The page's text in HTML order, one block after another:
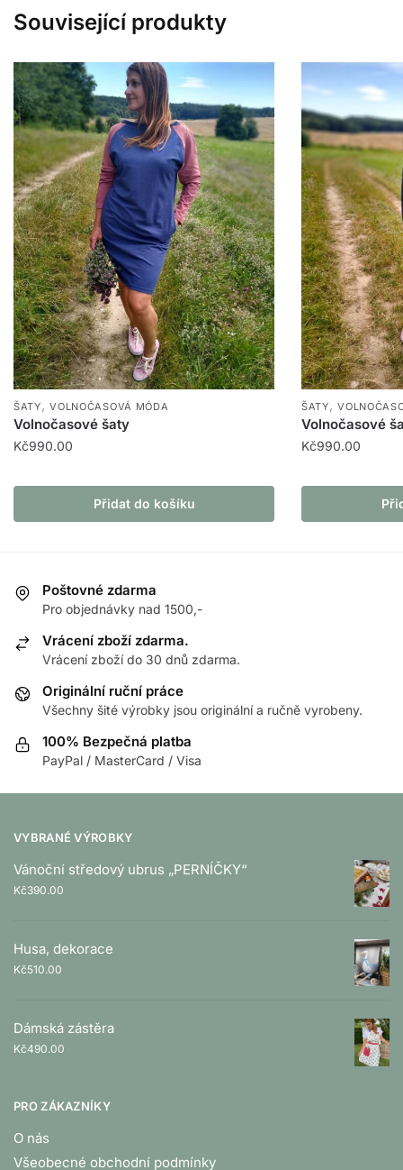
Související produkty
ŠATY,VOLNOČASOVÁ MÓDA
Volnočasové šaty
Kč990.00
Přidat do košíku
ŠATY,
Volnočasové
Kč990.00
Poštovné zdarma
Pro objednávky nad 1500,-
Vrácení zboží zdarma.
Vrácení zboží do 30 dnů zdarma.
Originální ruční práce
Všechny šité výrobky jsou originální a ručně vyrobeny.
100% Bezpečná platba
PayPal / MasterCard / Visa
VYBRANÉ VÝROBKY
Vánoční středový ubrus „PERNÍČKY“
Kč390.00
Husa, dekorace
Kč510.00
Dámská zástěra
Kč490.00
PRO ZÁKAZNÍKY
O nás
Všeobecné obchodní podmínky